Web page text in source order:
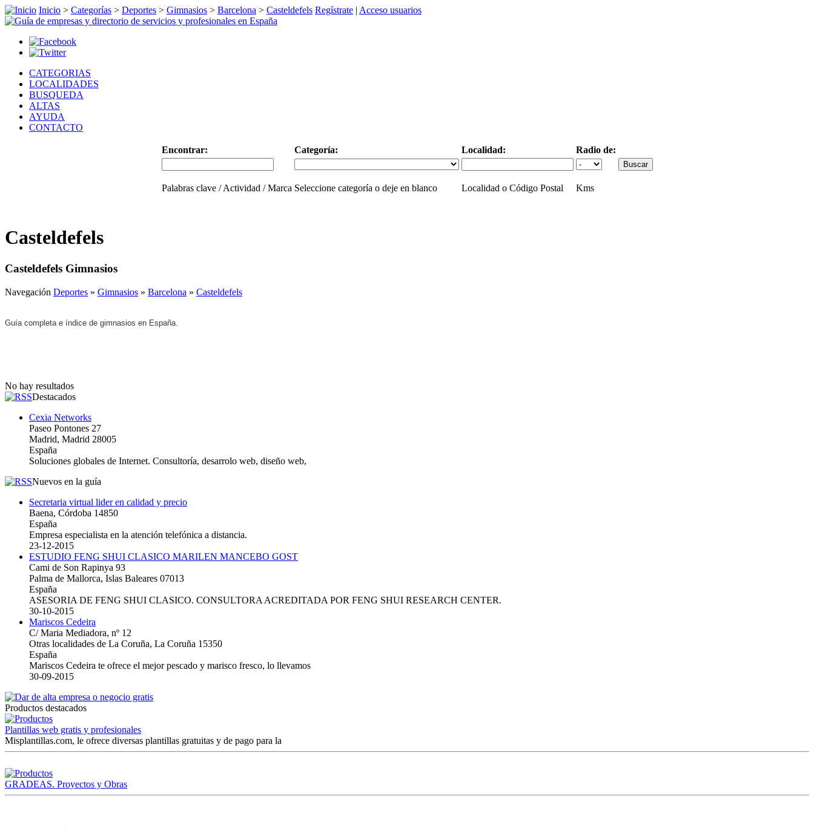
Inicio > Categorías > Deportes > Gimnasios > Barcelona > Casteldefels Regístrate | Acceso usuarios
CATEGORIAS
LOCALIDADES
BUSQUEDA
ALTAS
AYUDA
CONTACTO
Encontrar: Categoría: Localidad: Radio de:
Palabras clave / Actividad / Marca Seleccione categoría o deje en blanco Localidad o Código Postal Kms
Casteldefels
Casteldefels Gimnasios
Navegación Deportes » Gimnasios » Barcelona » Casteldefels
Guía completa e índice de gimnasios en España.
No hay resultados
Destacados
Cexia Networks
Paseo Pontones 27
Madrid, Madrid 28005
España
Soluciones globales de Internet. Consultoría, desarrolo web, diseño web,
Nuevos en la guía
Secretaria virtual lider en calidad y precio
Baena, Córdoba 14850
España
Empresa especialista en la atención telefónica a distancia.
23-12-2015
ESTUDIO FENG SHUI CLASICO MARILEN MANCEBO GOST
Cami de Son Rapinya 93
Palma de Mallorca, Islas Baleares 07013
España
ASESORIA DE FENG SHUI CLASICO. CONSULTORA ACREDITADA POR FENG SHUI RESEARCH CENTER.
30-10-2015
Mariscos Cedeira
C/ Maria Mediadora, nº 12
Otras localidades de La Coruña, La Coruña 15350
España
Mariscos Cedeira te ofrece el mejor pescado y marisco fresco, lo llevamos
30-09-2015
Productos destacados
Plantillas web gratis y profesionales
Misplantillas.com, le ofrece diversas plantillas gratuitas y de pago para la
GRADEAS. Proyectos y Obras